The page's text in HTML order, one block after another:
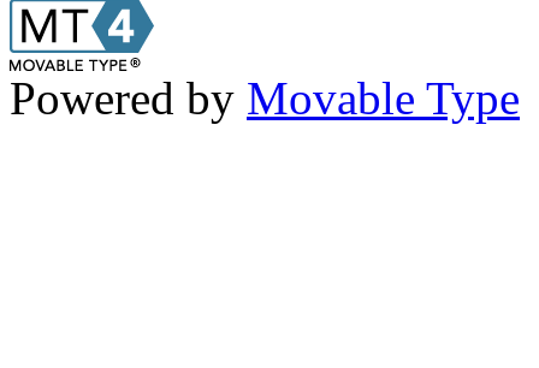
Powered by Movable Type